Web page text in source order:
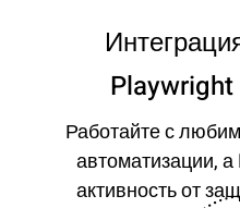
Работайте с
автоматизации,
активность от